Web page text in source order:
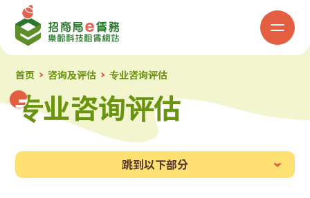
招
商
局
「e
赁
务」
首页 咨询及评估 专业咨询评估
专业咨询评估
专业咨询评估
跳到以下部分